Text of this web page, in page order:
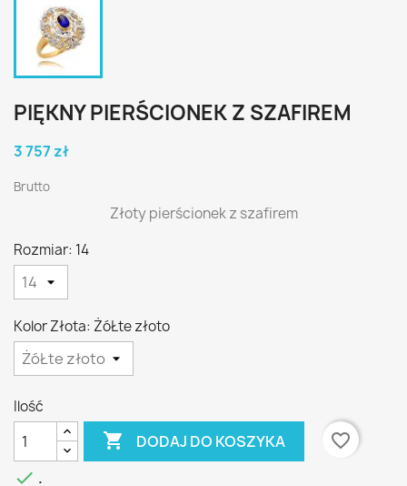
PIĘKNY PIERŚCIONEK Z SZAFIREM
3 757 zł
Brutto
Złoty pierścionek z szafirem
Rozmiar: 14
Kolor Złota: ŻóŁte złoto
Ilość
 DODAJ DO KOSZYKA
favorite_border
 .